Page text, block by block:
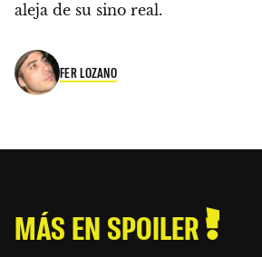
aleja de su sino real.
FER LOZANO
MÁS EN SPOILER